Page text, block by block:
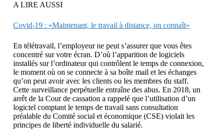
A LIRE AUSSI
Covid-19 : «Maintenant, le travail à distance, on connaît»
En télétravail, l’employeur ne peut s’assurer que vous êtes
concentré sur votre écran. D’où l’apparition de logiciels
installés sur l’ordinateur qui contrôlent le temps de connexion,
le moment où on se connecte à sa boîte mail et les échanges
qu’on peut avoir avec les clients ou les membres du staff.
Cette surveillance perpétuelle entraîne des abus. En 2018, un
arrêt de la Cour de cassation a rappelé que l’utilisation d’un
logiciel comptant le temps de travail sans consultation
préalable du Comité social et économique (CSE) violait les
principes de liberté individuelle du salarié.